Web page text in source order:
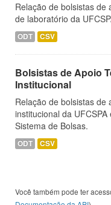
Relação de bolsistas de
de laboratório da
ODT CSV
Bolsistas de Apoio
Institucional
Relação de bolsistas de
institucional da
Sistema de Bolsas.
ODT CSV
Você também pode ter